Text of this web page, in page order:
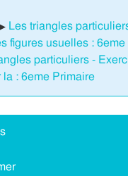
Les triangles
figures usuelles :
particuliers -
: 6eme Primaire